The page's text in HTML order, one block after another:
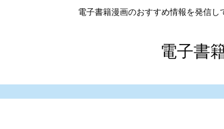
電子書籍漫画のおすすめ情報を発信し
電子書